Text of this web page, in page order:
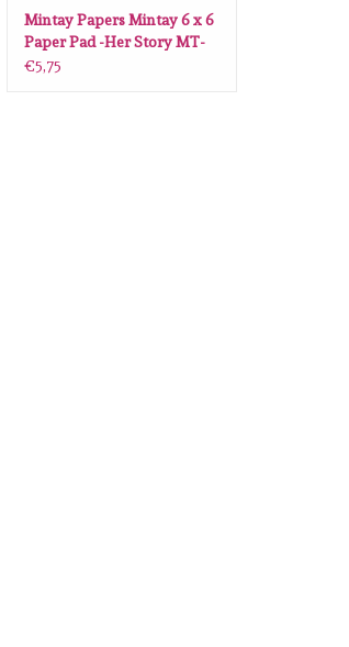
Mintay Papers Mintay 6 x 6
Paper Pad -Her Story MT-
HER-08
€5,75